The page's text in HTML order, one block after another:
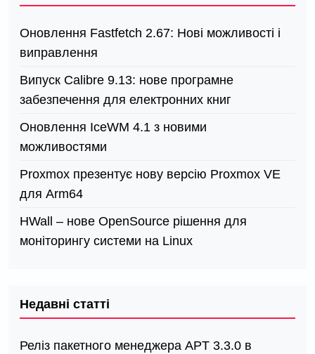
Оновлення Fastfetch 2.67: Нові можливості і
виправлення
Випуск Calibre 9.13: нове програмне
забезпечення для електронних книг
Оновлення IceWM 4.1 з новими
можливостями
Proxmox презентує нову версію Proxmox VE
для Arm64
HWall – нове OpenSource рішення для
моніторингу системи на Linux
Недавні статті
Реліз пакетного менеджера APT 3.3.0 в